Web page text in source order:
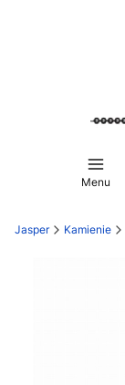
Menu
Jasper Kamienie